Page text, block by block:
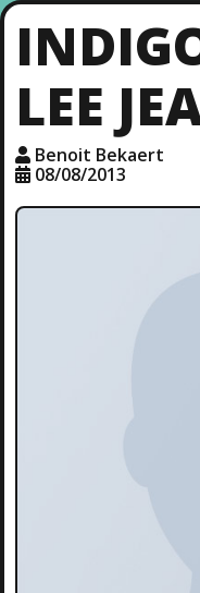
LEE
Benoit Bekaert
08/08/2013